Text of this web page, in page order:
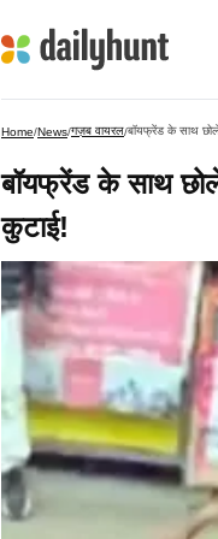
Home/News/गज़ब वायरल/​​​बॉयफ्रेंड के साथ
​​​बॉयफ्रेंड के साथ
कुटाई!​​​​​​​